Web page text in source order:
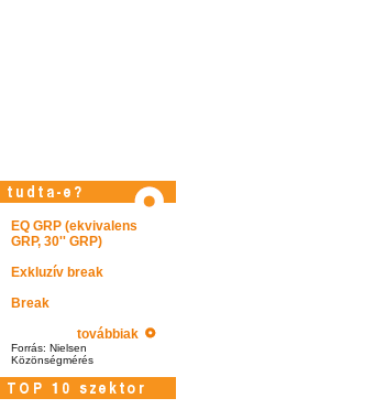
EQ GRP (ekvivalens
GRP, 30'' GRP)
Exkluzív break
Break
továbbiak
Forrás: Nielsen
Közönségmérés